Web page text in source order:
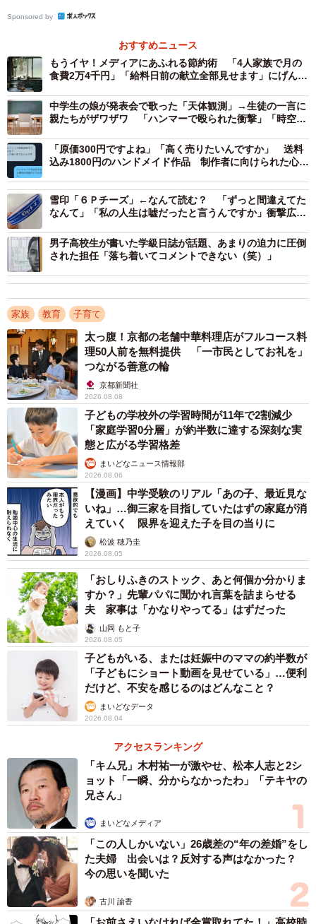
高。50年前とは話にならんレベルの差」
「子供が大きくなるにつれ教育費は増大。少子化対策は教
育費重視にして欲しい」
という共感や
「息子さん1人で黙々とやってるからこそ不安なんでしょう
ね」
と長男に寄り添う声などが多く寄せられました。
また、金をかけずに勉強を…という声もあり、
「教科書はもちろん、無料で見られるYoutube学習系動画だ
ってあるんだし… 有料でも塾に比べればタダ同然の教材…
探せば良いのはたくさんあるよ 金をかければ良いってもの
でもない」
「カフェなどの場所を借りて、大学生などが塾に通えない
子供たちに無償で勉強を教えている団体が増えてきていま
す。地域の団体を探してみては？」
など自習を中心に据える学習方法の提案や自主学習のメリ
ットを挙げる人も。ただ、無償のSNSでの発信に関して
は、ミスなどがあることも否めませんし、地域によってサ
ポート体制が整っているかどうかは千差万別ということも
忘れてはいけません。
さまざまな意見が飛び交った投稿について、ひなままさん
に取材しました。
「成績を上げるため塾へ行きたい」と願う長男の
希望に応えられない…
「16歳未満の年少扶養控除は児童手当拡充のために廃止さ
れたにも関わらず所得制限が付きました。また、今春進学
する長男の高校無償化も所得制限で対象外になります」と
ひなままさん。年収が上がると、税負担が重くなる上、子
育て支援が打ち切られることに“働き罰”“子育て罰”を感じる
ようになり、約1年前から子どもの支援に関する所得制限撤
廃を発信し続けてきました。
で、大学進学をサポートしたいと考えていますが、「大学
の進学費用は桁が違います。けれども、大学の奨学金は所
得制限によって借りることができないことが発覚しまし
た。となると、家計を切り詰めなくてはいけない状況が続
きます。でも、長男はもっと上を目指したいと塾での勉強
を希望していて…。その思いに応えられないことに不甲斐
なさを感じました。同時に、子育て世代のみ過度な平等を
求められ、子育て支援の拡充をせず、子育て世代間だけで
支援の付け回しをしている制度の歪みを知って欲しくて」
Sponsored by
おすすめニュース
もうイヤ！メディアにあふれる節約術 「4人家族で月の
食費2万4千円」「給料日前の献立全部見せます」にげんな
中学生の娘が発表会で歌った「天体観測」→生徒の一言に
親たちがザワザワ 「ハンマーで殴られた衝撃」「時空が
「原価300円ですよね」「高く売りたいんですか」 送料
込み1800円のハンドメイド作品 制作者に向けられた心な
雪印「６Ｐチーズ」←なんて読む？ 「ずっと間違えてた
なんて」「私の人生は嘘だったと言うんですか」衝撃広が
男子高校生が書いた学級日誌が話題、あまりの迫力に圧倒
された担任「落ち着いてコメントできない（笑）」
家族 教育 子育て
太っ腹！京都の老舗中華料理店がフルコース料
理50人前を無料提供 「一市民としてお礼を」
つながる善意の輪
京都新聞社
2026.08.08
子どもの学校外の学習時間が11年で2割減少
「家庭学習0分層」が約半数に達する深刻な実
態と広がる学習格差
まいどなニュース情報部
2026.08.06
【漫画】中学受験のリアル「あの子、最近見な
いね」…御三家を目指していたはずの家庭が消
えていく 限界を迎えた子を目の当りに
松波 穂乃圭
2026.08.05
「おしりふきのストック、あと何個か分かりま
すか？」先輩パパに聞かれ言葉を詰まらせる
夫 家事は「かなりやってる」はずだった
山岡 もと子
2026.08.05
子どもがいる、または妊娠中のママの約半数が
「子どもにショート動画を見せている」…便利
だけど、不安を感じるのはどんなこと？
まいどなデータ
2026.08.04
アクセスランキング
「キム兄」木村祐一が激やせ、松本人志と2シ
ョット「一瞬、分からなかったわ」「テキヤの
兄さん」
まいどなメディア
「この人しかいない」26歳差の“年の差婚”をし
た夫婦 出会いは？反対する声はなかった？
今の思いを聞いた
古川 諭香